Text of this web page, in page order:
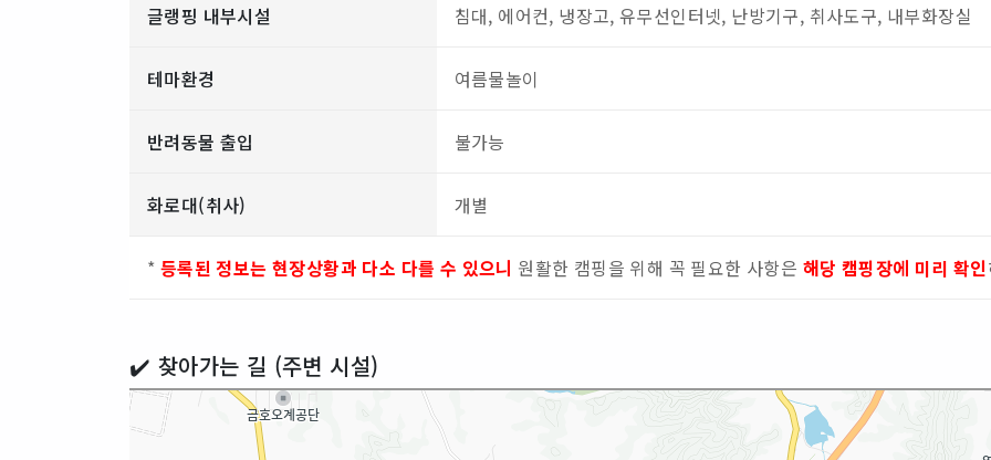
글랭핑 내부시설 침대, 에어컨, 냉장고, 유무선인터넷, 난방기구, 취사도구, 내부화장실
테마환경 여름물놀이
반려동물 출입 불가능
화로대(취사) 개별
* 등록된 정보는 현장상황과 다소 다를 수 있으니 원활한 캠핑을 위해 꼭 필요한 사항은 해당 캠핑장에 미리 확인
✔️ 찾아가는 길 (주변 시설)